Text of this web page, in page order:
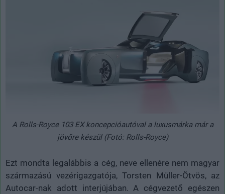
A Rolls-Royce 103 EX koncepcióautóval a luxusmárka már a
jövőre készül (Fotó: Rolls-Royce)
Ezt mondta legalábbis a cég, neve ellenére nem magyar
származású vezérigazgatója, Torsten Müller-Ötvös, az
Autocar-nak adott interjújában. A cégvezető egészen